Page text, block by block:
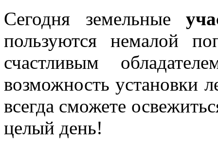
Сегодня земельные
пользуются немалой
счастливым
возможность установки
всегда сможете
целый день!